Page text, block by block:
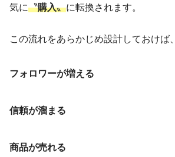
気に〝購入〟に転換されます。
この流れをあらかじめ設計しておけば、
フォロワーが増える
信頼が溜まる
商品が売れる